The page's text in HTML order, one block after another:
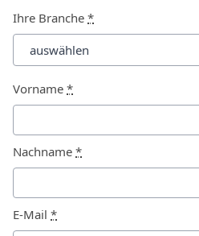
Ihre Branche *
Vorname *
Nachname *
E-Mail *